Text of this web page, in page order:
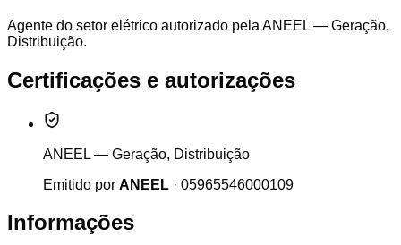
Agente do setor elétrico autorizado pela ANEEL — Geração,
Distribuição.
Certificações e autorizações
ANEEL — Geração, Distribuição
Emitido por ANEEL · 05965546000109
Informações